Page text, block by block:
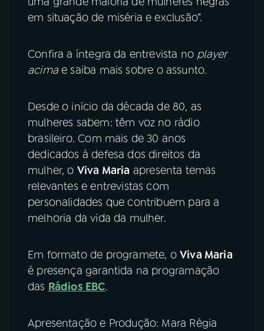
em situação de miséria e exclusão”.
Confira a íntegra da entrevista no player
acimae saiba mais sobre o assunto.
Desde o início da década de 80, as
mulheres sabem: têm voz no rádio
brasileiro. Com mais de 30 anos
dedicados à defesa dos direitos da
mulher, o Viva Maria apresenta temas
relevantes e entrevistas com
personalidades que contribuem para a
melhoria da vida da mulher.
Em formato de programete, oViva Maria
é presença garantida na programação
das Rádios EBC.
Apresentação e Produção: Mara Régia